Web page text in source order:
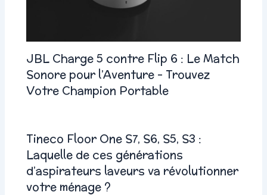
JBL Charge 5 contre Flip 6 : Le Match
Sonore pour l’Aventure – Trouvez
Votre Champion Portable
Tineco Floor One S7, S6, S5, S3 :
Laquelle de ces générations
d’aspirateurs laveurs va révolutionner
votre ménage ?